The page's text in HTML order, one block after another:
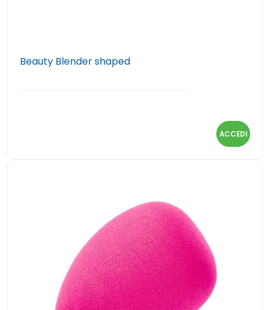
Beauty Blender shaped
ACCEDI